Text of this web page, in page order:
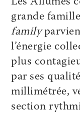
grande
family
l’énergie
plus
par ses
millimétrée,
section